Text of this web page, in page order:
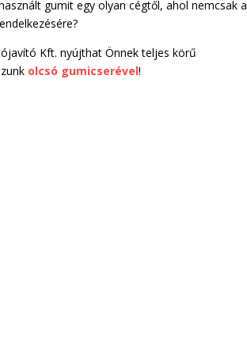
gumit egy olyan cégtől, ahol nemcsak a
Kft. nyújthat Önnek teljes körű
olcsó gumicserével!